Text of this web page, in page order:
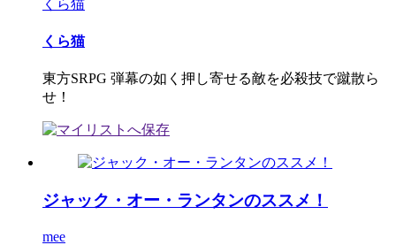
くら猫
くら猫
東方SRPG 弾幕の如く押し寄せる敵を必殺技で蹴散ら
せ！
ジャック・オー・ランタンのススメ！
mee